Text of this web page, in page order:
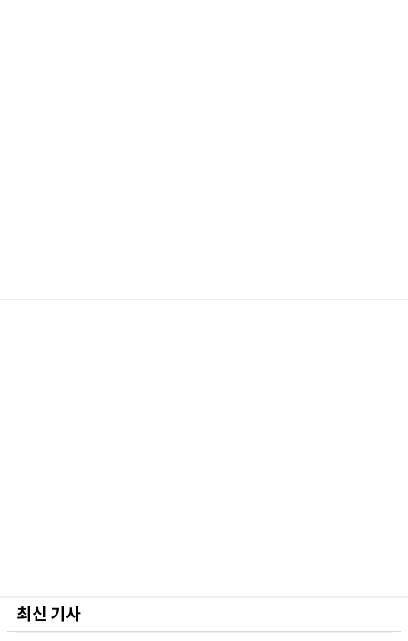
최신 기사